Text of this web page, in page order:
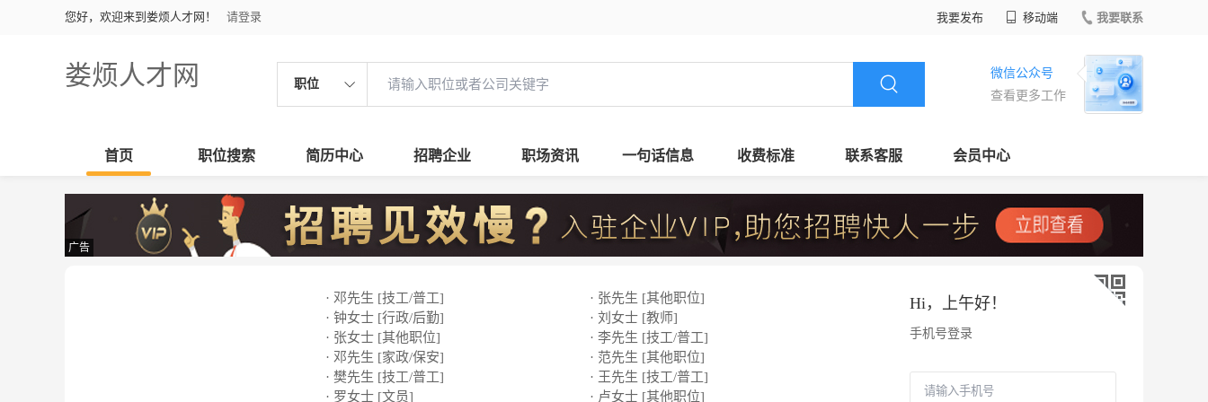
您好，欢迎来到娄烦人才网！ 请登录 我要发布 移动端 我要联系
娄烦人才网 职位
微信公众号
查看更多工作
首页 职位搜索 简历中心 招聘企业 职场资讯 一句话信息 收费标准 联系客服 会员中心
广告
· 邓先生 [技工/普工]
· 张先生 [其他职位]
· 钟女士 [行政/后勤]
· 刘女士 [教师]
· 张女士 [其他职位]
· 李先生 [技工/普工]
· 邓先生 [家政/保安]
· 范先生 [其他职位]
· 樊先生 [技工/普工]
· 王先生 [技工/普工]
· 罗女士 [文员]
· 卢女士 [其他职位]
Hi， 上午好！
手机号登录